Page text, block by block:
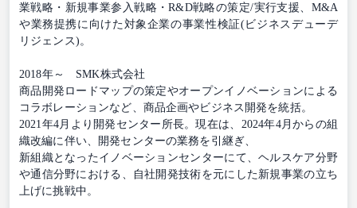
業戦略・新規事業参入戦略・R&D戦略の策定/実行支援、M&A
や業務提携に向けた対象企業の事業性検証(ビジネスデューデ
リジェンス)。
2018年～ SMK株式会社
商品開発ロードマップの策定やオープンイノベーションによる
コラボレーションなど、商品企画やビジネス開発を統括。
2021年4月より開発センター所長。現在は、2024年4月からの組
織改編に伴い、開発センターの業務を引継ぎ、
新組織となったイノベーションセンターにて、ヘルスケア分野
や通信分野における、自社開発技術を元にした新規事業の立ち
上げに挑戦中。